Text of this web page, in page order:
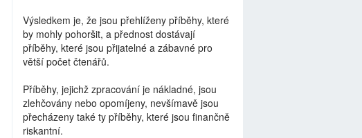
Výsledkem je, že jsou přehlíženy příběhy, které
by mohly pohoršit, a přednost dostávají
příběhy, které jsou přijatelné a zábavné pro
větší počet čtenářů.
Příběhy, jejichž zpracování je nákladné, jsou
zlehčovány nebo opomíjeny, nevšímavě jsou
přecházeny také ty příběhy, které jsou finančně
riskantní.